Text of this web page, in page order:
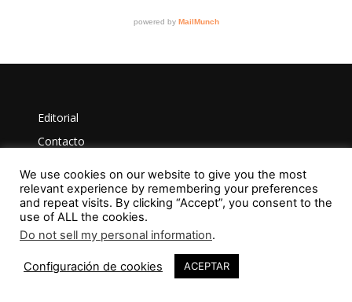
Editorial
Contacto
Aviso Legal
Privacidad
We use cookies on our website to give you the most
relevant experience by remembering your preferences
and repeat visits. By clicking “Accept”, you consent to the
use of ALL the cookies.
Do not sell my personal information.
Configuración de cookies ACEPTAR